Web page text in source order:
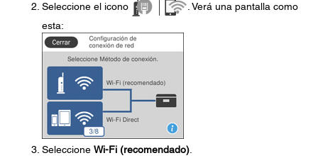
Seleccione el icono
. Verá una pantalla como
esta:
Seleccione Wi-Fi (recomendado)